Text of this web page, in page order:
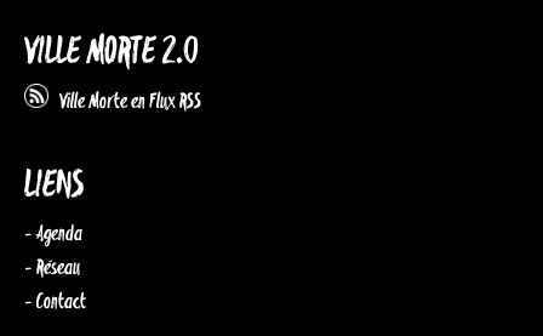
VILLE MORTE 2.0
Ville Morte en Flux RSS
LIENS
- Agenda
- Réseau
- Contact